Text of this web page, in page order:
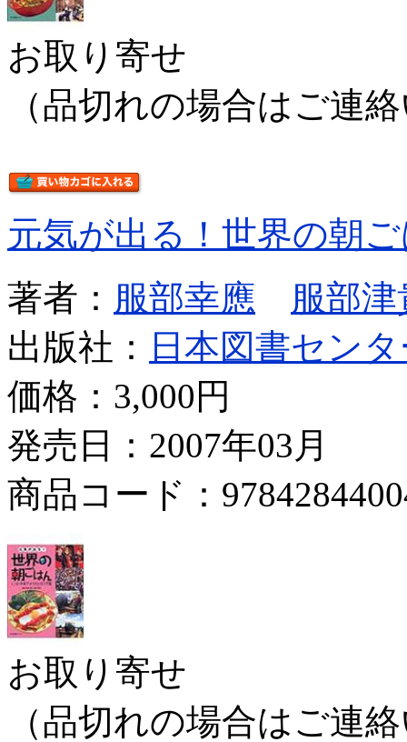
お取り寄せ
（品切れの場合はご連
元気が出る！世界の朝
著者： 服部幸應
服部
出版社：
日本図書セン
価格： 3,000円
発売日：2007年03月
商品コード：
お取り寄せ
（品切れの場合はご連